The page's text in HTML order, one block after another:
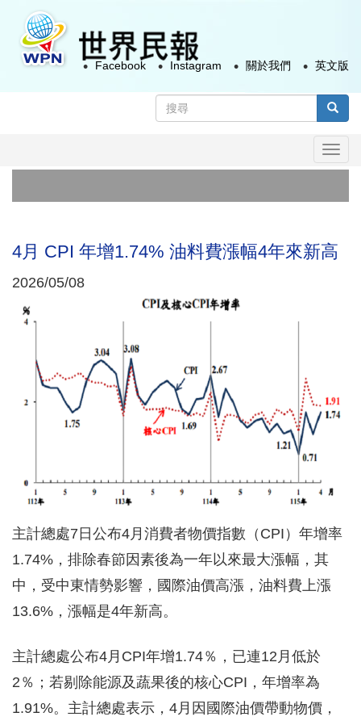
容
搜
尋
Facebook Instagram 關於我們 英文版
4月 CPI 年增1.74% 油料費漲幅4年來新高
2026/05/08
主計總處7日公布4月消費者物價指數（CPI）年增率
1.74%，排除春節因素後為一年以來最大漲幅，其
中，受中東情勢影響，國際油價高漲，油料費上漲
13.6%，漲幅是4年新高。
主計總處公布4月CPI年增1.74％，已連12月低於
2％；若剔除能源及蔬果後的核心CPI，年增率為
1.91%。主計總處表示，4月因國際油價帶動物價，